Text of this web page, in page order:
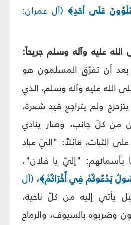
عَلَى أحَدٍ﴾ (آل عمران:
أن تفرّق المسلمون هو
الله عليه وآله وسلم، الذي
ولم يتراجع قيد شعرة،
من كلّ جانب، وصار ينادي
الثبات، قائلاً: "إليّ عباد
بأسمائهم: "إليّ يا فلان"،
يَدْعُوكُمْ فِي أُخْرَاكُمْ﴾، (آل
يأتي إليه من كلّ ناحية،
وضربوه بالسيوف، والرماح